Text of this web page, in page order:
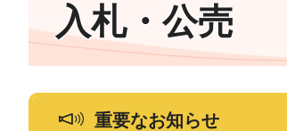
入札・公売
重要なお知らせ